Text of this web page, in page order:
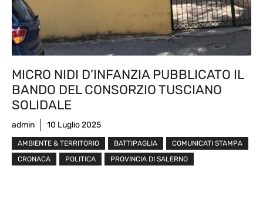
MICRO NIDI D’INFANZIA PUBBLICATO IL
BANDO DEL CONSORZIO TUSCIANO
SOLIDALE
admin 10 Luglio 2025
AMBIENTE & TERRITORIO BATTIPAGLIA
COMUNICATI STAMPA
CRONACA
POLITICA PROVINCIA DI SALERNO